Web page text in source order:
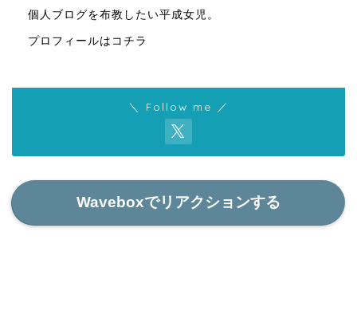
個人ブログを布教したい平成女児。
プロフィールはコチラ
＼ Follow me ／
Waveboxでリアクションする